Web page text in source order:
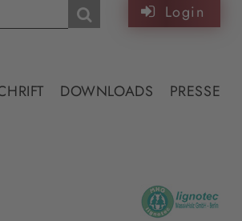
Login
DOWNLOADS PRESSE